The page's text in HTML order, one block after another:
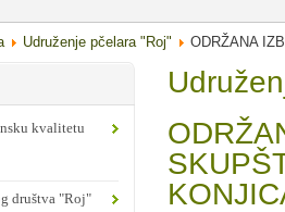
Udruženje pčelara "Roj" ODRŽANA
kvalitetu
društva "Roj"